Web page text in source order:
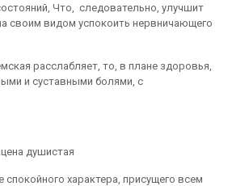
Что, следовательно, улучшит
своим видом успокоить нервничающего
расслабляет, то, в плане здоровья,
и суставными болями, с
душистая
характера, присущего всем